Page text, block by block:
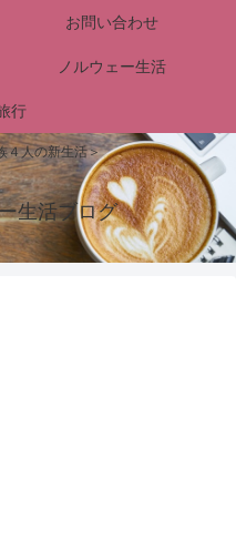
４人の新生活＞
生活ブログ
お問い合わせ
ノルウェー生活
行